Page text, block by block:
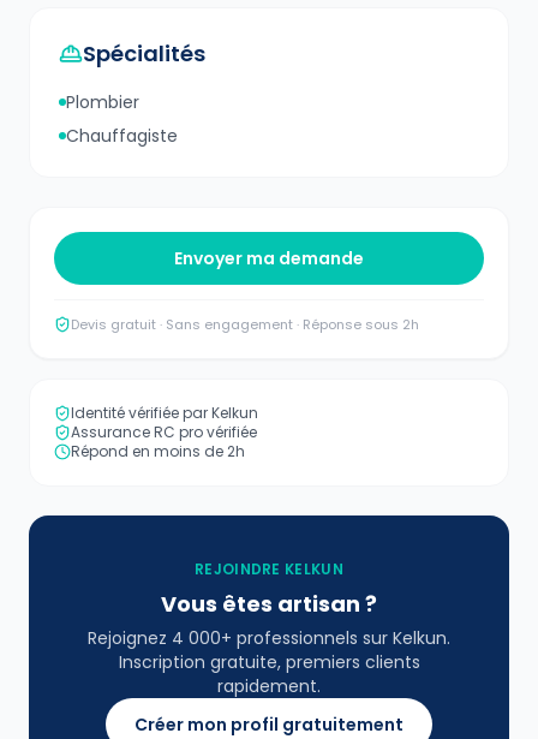
Spécialités
Plombier
Chauffagiste
Envoyer ma demande
Devis gratuit · Sans engagement · Réponse sous 2h
Identité vérifiée par Kelkun
Assurance RC pro vérifiée
Répond en moins de 2h
REJOINDRE KELKUN
Vous êtes artisan ?
Rejoignez 4 000+ professionnels sur Kelkun.
Inscription gratuite, premiers clients
rapidement.
Créer mon profil gratuitement